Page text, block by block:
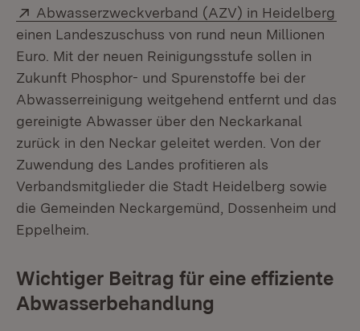
Extern:
Abwasserzweckverband (AZV) in Heidelberg
einen Landeszuschuss von rund neun Millionen
Euro. Mit der neuen Reinigungsstufe sollen in
Zukunft Phosphor- und Spurenstoffe bei der
Abwas­serreinigung weitgehend entfernt und das
gereinigte Abwasser über den Neckarkanal
zurück in den Neckar geleitet werden. Von der
Zuwendung des Landes profitieren als
Verbandsmitglieder die Stadt Heidelberg sowie
die Gemeinden Neckargemünd, Dossenheim und
Eppelheim.
Wichtiger Beitrag für eine effiziente
Abwasserbehandlung